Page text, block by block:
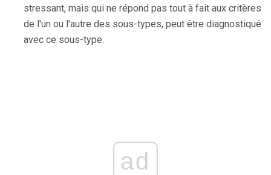
stressant, mais qui ne répond pas tout à fait aux critères
de l'un ou l'autre des sous-types, peut être diagnostiqué
avec ce sous-type.
ad